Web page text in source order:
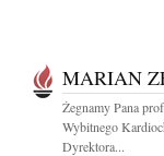
MARIAN
Żegnamy Pana
Wybitnego
Dyrektora...